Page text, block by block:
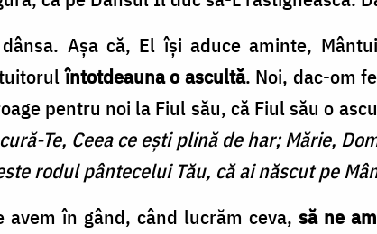
Așa că, El își aduce aminte,
întotdeauna o ascultă. Noi, dac-om
pentru noi la Fiul său, că Fiul său o
Te, Ceea ce ești plină de har; Mărie,
rodul pântecelui Tău, că ai născut pe
în gând, când lucrăm ceva, să ne